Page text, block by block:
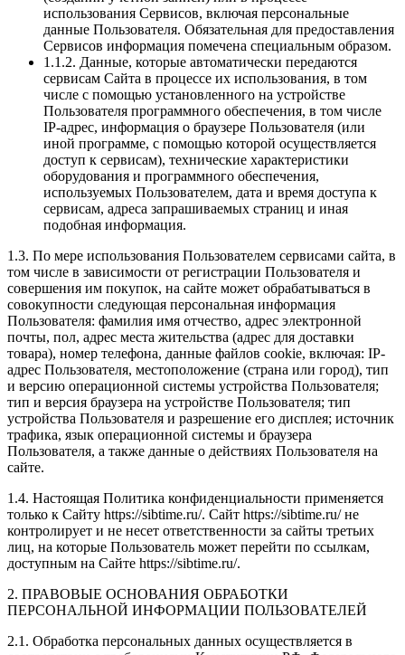
использования Сервисов, включая персональные
данные Пользователя. Обязательная для предоставления
Сервисов информация помечена специальным образом.
1.1.2. Данные, которые автоматически передаются
сервисам Сайта в процессе их использования, в том
числе с помощью установленного на устройстве
Пользователя программного обеспечения, в том числе
IP-адрес, информация о браузере Пользователя (или
иной программе, с помощью которой осуществляется
доступ к сервисам), технические характеристики
оборудования и программного обеспечения,
используемых Пользователем, дата и время доступа к
сервисам, адреса запрашиваемых страниц и иная
подобная информация.
1.3. По мере использования Пользователем сервисами сайта, в
том числе в зависимости от регистрации Пользователя и
совершения им покупок, на сайте может обрабатываться в
совокупности следующая персональная информация
Пользователя: фамилия имя отчество, адрес электронной
почты, пол, адрес места жительства (адрес для доставки
товара), номер телефона, данные файлов cookie, включая: IP-
адрес Пользователя, местоположение (страна или город), тип
и версию операционной системы устройства Пользователя;
тип и версия браузера на устройстве Пользователя; тип
устройства Пользователя и разрешение его дисплея; источник
трафика, язык операционной системы и браузера
Пользователя, а также данные о действиях Пользователя на
сайте.
1.4. Настоящая Политика конфиденциальности применяется
только к Сайту https://sibtime.ru/. Сайт https://sibtime.ru/ не
контролирует и не несет ответственности за сайты третьих
лиц, на которые Пользователь может перейти по ссылкам,
доступным на Сайте https://sibtime.ru/.
2. ПРАВОВЫЕ ОСНОВАНИЯ ОБРАБОТКИ
ПЕРСОНАЛЬНОЙ ИНФОРМАЦИИ ПОЛЬЗОВАТЕЛЕЙ
2.1. Обработка персональных данных осуществляется в